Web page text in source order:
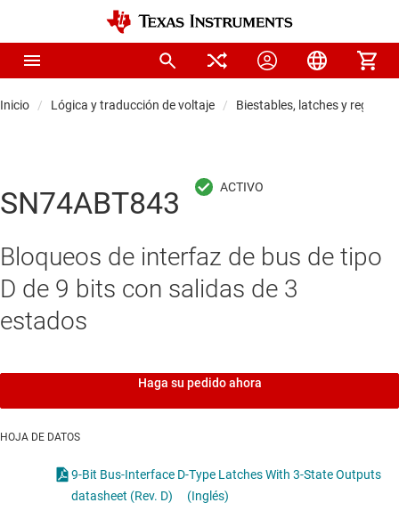
Inicio Lógica y traducción de voltaje Biestables, latches y registros
SN74ABT843
Bloqueos de interfaz de bus de tipo
D de 9 bits con salidas de 3
estados
Haga su pedido ahora
HOJA DE DATOS
9-Bit Bus-Interface D-Type Latches With 3-State Outputs
datasheet (Rev. D)
(Inglés)